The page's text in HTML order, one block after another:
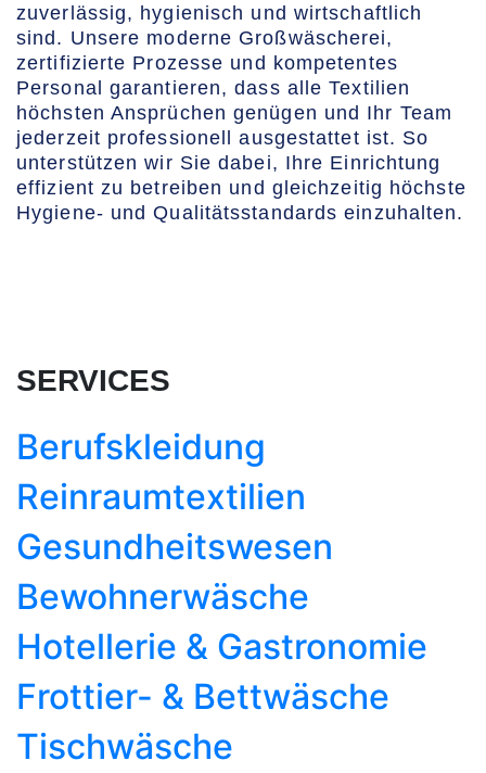
zuverlässig, hygienisch und wirtschaftlich
sind. Unsere moderne Großwäscherei,
zertifizierte Prozesse und kompetentes
Personal garantieren, dass alle Textilien
höchsten Ansprüchen genügen und Ihr Team
jederzeit professionell ausgestattet ist. So
unterstützen wir Sie dabei, Ihre Einrichtung
effizient zu betreiben und gleichzeitig höchste
Hygiene- und Qualitätsstandards einzuhalten.
SERVICES
Berufskleidung
Reinraumtextilien
Gesundheitswesen
Bewohnerwäsche
Hotellerie & Gastronomie
Frottier- & Bettwäsche
Tischwäsche